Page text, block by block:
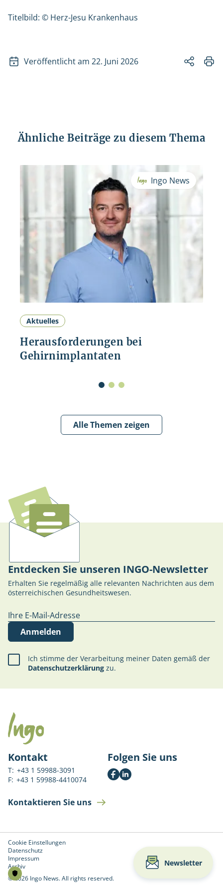
Titelbild: © Herz-Jesu Krankenhaus
Veröffentlicht am 22. Juni 2026
Ähnliche Beiträge zu diesem Thema
Ingo News
Aktuelles
Herausforderungen bei
Gehirnimplantaten
Alle Themen zeigen
Entdecken Sie unseren INGO-Newsletter
Erhalten Sie regelmäßig alle relevanten Nachrichten aus dem
österreichischen Gesundheitswesen.
Anmelden
Ich stimme der Verarbeitung meiner Daten gemäß der
Datenschutzerklärung zu.
Kontakt
T: +43 1 59988-3091
F: +43 1 59988-4410074
Kontaktieren Sie uns
Folgen Sie uns
© 2026 Ingo News. All rights reserved.
Cookie Einstellungen
Datenschutz
Impressum
Archiv
Newsletter